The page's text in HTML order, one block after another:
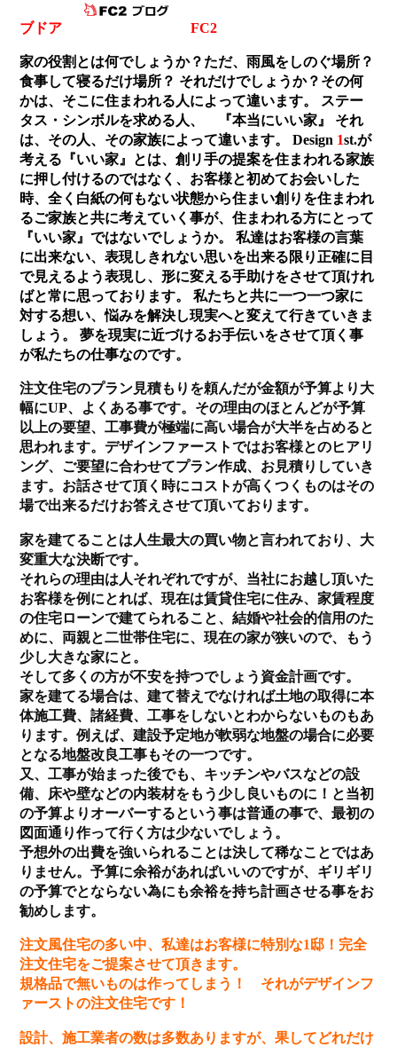
ブドア FC2
家の役割とは何でしょうか？ただ、雨風をしのぐ場所？
食事して寝るだけ場所？ それだけでしょうか？その何
かは、そこに住まわれる人によって違います。 ステー
タス・シンボルを求める人、 『本当にいい家』 それ
は、その人、その家族によって違います。 Design 1st.が
考える『いい家』とは、創リ手の提案を住まわれる家族
に押し付けるのではなく、お客様と初めてお会いした
時、全く白紙の何もない状態から住まい創りを住まわれ
るご家族と共に考えていく事が、住まわれる方にとって
『いい家』ではないでしょうか。 私達はお客様の言葉
に出来ない、表現しきれない思いを出来る限り正確に目
で見えるよう表現し、形に変える手助けをさせて頂けれ
ばと常に思っております。 私たちと共に一つ一つ家に
対する想い、悩みを解決し現実へと変えて行きていきま
しょう。 夢を現実に近づけるお手伝いをさせて頂く事
が私たちの仕事なのです。
注文住宅のプラン見積もりを頼んだが金額が予算より大
幅にUP、よくある事です。その理由のほとんどが予算
以上の要望、工事費が極端に高い場合が大半を占めると
思われます。デザインファーストではお客様とのヒアリ
ング、ご要望に合わせてプラン作成、お見積りしていき
ます。お話させて頂く時にコストが高くつくものはその
場で出来るだけお答えさせて頂いております。
家を建てることは人生最大の買い物と言われており、大
変重大な決断です。
それらの理由は人それぞれですが、当社にお越し頂いた
お客様を例にとれば、現在は賃貸住宅に住み、家賃程度
の住宅ローンで建てられること、結婚や社会的信用のた
めに、両親と二世帯住宅に、現在の家が狭いので、もう
少し大きな家にと。
そして多くの方が不安を持つでしょう資金計画です。
家を建てる場合は、建て替えでなければ土地の取得に本
体施工費、諸経費、工事をしないとわからないものもあ
ります。例えば、建設予定地が軟弱な地盤の場合に必要
となる地盤改良工事もその一つです。
又、工事が始まった後でも、キッチンやバスなどの設
備、床や壁などの内装材をもう少し良いものに！と当初
の予算よりオーバーするという事は普通の事で、最初の
図面通り作って行く方は少ないでしょう。
予想外の出費を強いられることは決して稀なことではあ
りません。予算に余裕があればいいのですが、ギリギリ
の予算でとならない為にも余裕を持ち計画させる事をお
勧めします。
注文風住宅の多い中、私達はお客様に特別な1邸！完全
注文住宅をご提案させて頂きます。
規格品で無いものは作ってしまう！ それがデザインフ
ァーストの注文住宅です！
設計、施工業者の数は多数ありますが、果してどれだけ